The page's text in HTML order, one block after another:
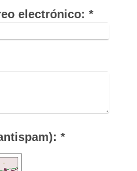
electrónico: *
Captcha (código antispam): *